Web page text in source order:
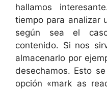
hallamos
tiempo para analizar
según sea el
contenido. Si nos
almacenarlo por
desechamos. Esto
opción «mark as